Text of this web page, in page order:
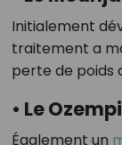
Initialement
traitement a
perte de poids
• Le
Également un